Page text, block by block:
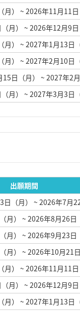
） ~ 2026年11月11日
月） ~ 2026年12月9日
） ~ 2027年1月13日
） ~ 2027年2月10日
日（月） ~ 2027年2
月） ~ 2027年3月3日
出願期間
（月） ~ 2026年7月
月） ~ 2026年8月26日
月） ~ 2026年9月23日
月） ~ 2026年10月21日
） ~ 2026年11月11日
月） ~ 2026年12月9日
） ~ 2027年1月13日